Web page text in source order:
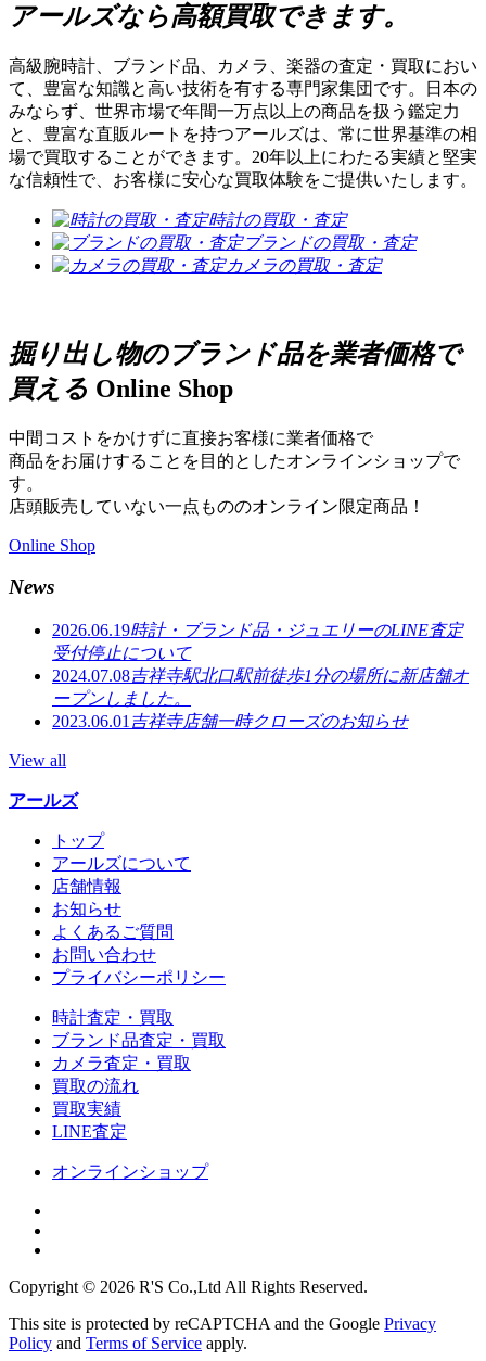
アールズなら高額買取できます。
高級腕時計、ブランド品、カメラ、楽器の査定・買取におい
て、豊富な知識と高い技術を有する専門家集団です。日本の
みならず、世界市場で年間一万点以上の商品を扱う鑑定力
と、豊富な直販ルートを持つアールズは、常に世界基準の相
場で買取することができます。20年以上にわたる実績と堅実
な信頼性で、お客様に安心な買取体験をご提供いたします。
時計の買取・査定
ブランドの買取・査定
カメラの買取・査定
掘り出し物のブランド品を業者価格で
買える Online Shop
中間コストをかけずに直接お客様に業者価格で
商品をお届けすることを目的としたオンラインショップで
す。
店頭販売していない一点もののオンライン限定商品！
Online Shop
News
2026.06.19時計・ブランド品・ジュエリーのLINE査定
受付停止について
2024.07.08吉祥寺駅北口駅前徒歩1分の場所に新店舗オ
ープンしました。
2023.06.01 吉祥寺店舗一時クローズのお知らせ
View all
アールズ
トップ
アールズについて
店舗情報
お知らせ
よくあるご質問
お問い合わせ
プライバシーポリシー
時計査定・買取
ブランド品査定・買取
カメラ査定・買取
買取の流れ
買取実績
LINE査定
オンラインショップ
Copyright © 2026 R'S Co.,Ltd All Rights Reserved.
This site is protected by reCAPTCHA and the Google Privacy
Policy and Terms of Service apply.